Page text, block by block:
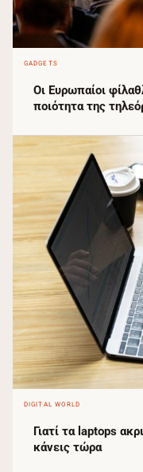
GADGETS
Οι Ευρωπαίοι
ποιότητα της
DIGITAL WORLD
Γιατί τα laptops
κάνεις τώρα